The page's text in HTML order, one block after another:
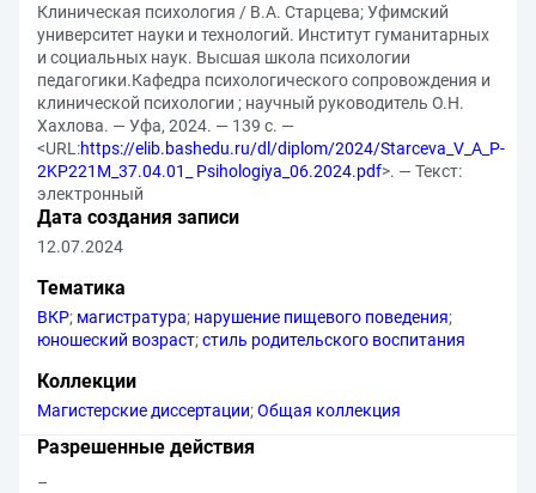
Клиническая психология / В.А. Старцева; Уфимский
университет науки и технологий. Институт гуманитарных
и социальных наук. Высшая школа психологии
педагогики.Кафедра психологического сопровождения и
клинической психологии ; научный руководитель О.Н.
Хахлова. — Уфа, 2024. — 139 с. —
<URL:https://elib.bashedu.ru/dl/diplom/2024/Starceva_V_A_P-
2KP221M_37.04.01_ Psihologiya_06.2024.pdf>. — Текст:
электронный
Дата создания записи
12.07.2024
Тематика
ВКР; магистратура; нарушение пищевого поведения;
юношеский возраст;стиль родительского воспитания
Коллекции
Магистерские диссертации;Общая коллекция
Разрешенные действия
–